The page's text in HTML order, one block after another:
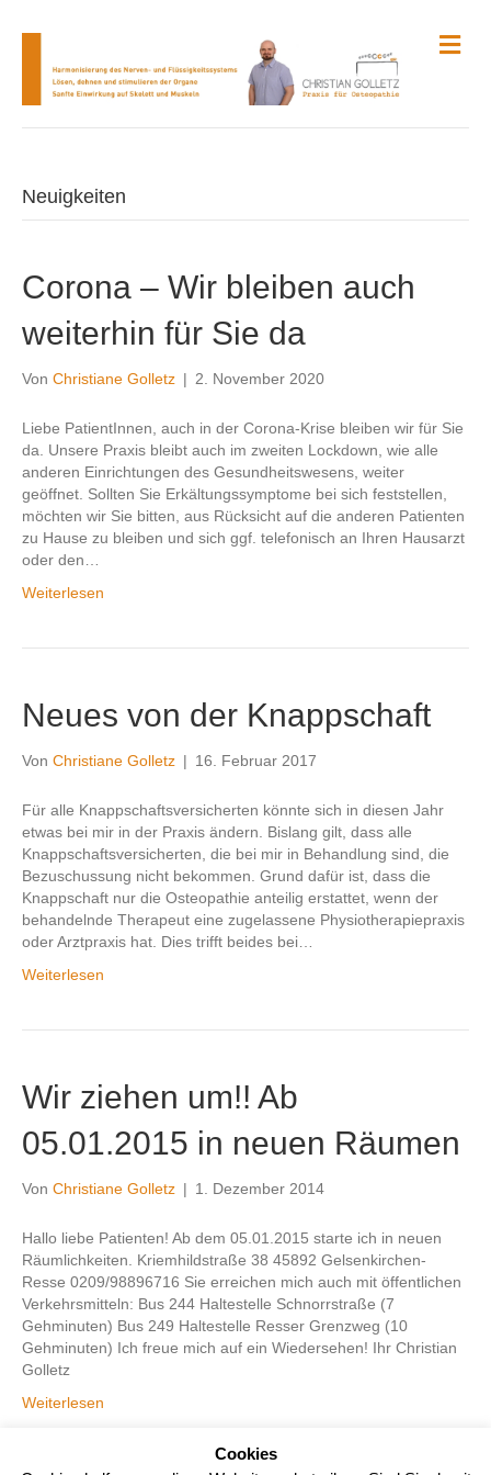
N
a
g
n
Neuigkeiten
Corona – Wir bleiben auch
weiterhin für Sie da
Von Christiane Golletz | 2. November 2020
Liebe PatientInnen, auch in der Corona-Krise bleiben wir für Sie
da. Unsere Praxis bleibt auch im zweiten Lockdown, wie alle
anderen Einrichtungen des Gesundheitswesens, weiter
geöffnet. Sollten Sie Erkältungssymptome bei sich feststellen,
möchten wir Sie bitten, aus Rücksicht auf die anderen Patienten
zu Hause zu bleiben und sich ggf. telefonisch an Ihren Hausarzt
oder den…
Weiterlesen
Neues von der Knappschaft
Von Christiane Golletz | 16. Februar 2017
Für alle Knappschaftsversicherten könnte sich in diesen Jahr
etwas bei mir in der Praxis ändern. Bislang gilt, dass alle
Knappschaftsversicherten, die bei mir in Behandlung sind, die
Bezuschussung nicht bekommen. Grund dafür ist, dass die
Knappschaft nur die Osteopathie anteilig erstattet, wenn der
behandelnde Therapeut eine zugelassene Physiotherapiepraxis
oder Arztpraxis hat. Dies trifft beides bei…
Weiterlesen
Wir ziehen um!! Ab
05.01.2015 in neuen Räumen
Von Christiane Golletz | 1. Dezember 2014
Hallo liebe Patienten! Ab dem 05.01.2015 starte ich in neuen
Räumlichkeiten. Kriemhildstraße 38 45892 Gelsenkirchen-
Resse 0209/98896716 Sie erreichen mich auch mit öffentlichen
Verkehrsmitteln: Bus 244 Haltestelle Schnorrstraße (7
Gehminuten) Bus 249 Haltestelle Resser Grenzweg (10
Gehminuten) Ich freue mich auf ein Wiedersehen! Ihr Christian
Golletz
Weiterlesen
Cookies